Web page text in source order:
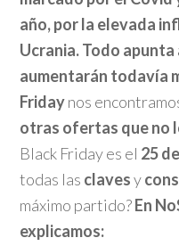
año, por la elevada
Ucrania. Todo
aumentarán todavía
Fridaynos
otras ofertas que no
Black Friday es el 25
todas las clavesy
máximo partido?En
explicamos: